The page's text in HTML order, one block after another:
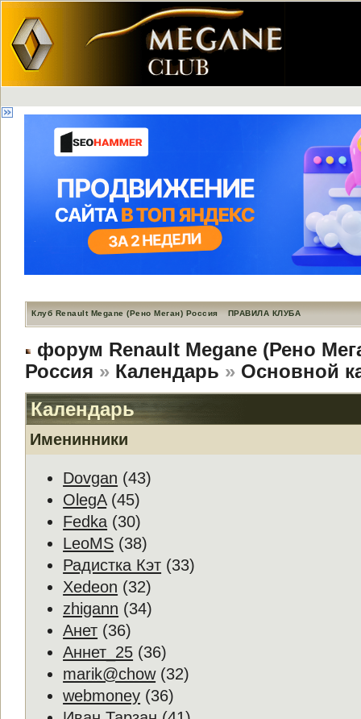
Клуб Renault Megane (Рено Меган) Россия ПРАВИЛА КЛУБА
форум Renault Megane (Рено
Россия » Календарь » Основной
Календарь
Именинники
Dovgan (43)
OlegA(45)
Fedka (30)
LeoMS (38)
Радистка Кэт (33)
Xedeon (32)
zhigann (34)
Анет (36)
Аннет_25 (36)
marik@chow(32)
webmoney (36)